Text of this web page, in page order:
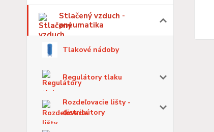
Stlačený vzduch -
pneumatika
Tlakové nádoby
Regulátory tlaku
Rozdeľovacie lišty -
distribútory